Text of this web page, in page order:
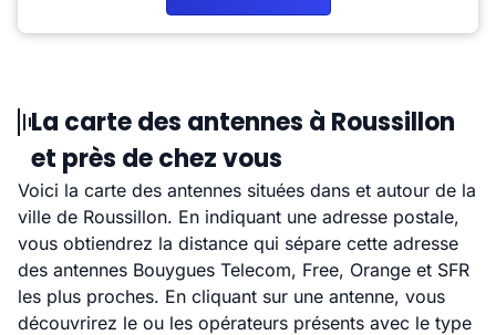
La carte des antennes à Roussillon
et près de chez vous
Voici la carte des antennes situées dans et autour de la
ville de Roussillon. En indiquant une adresse postale,
vous obtiendrez la distance qui sépare cette adresse
des antennes Bouygues Telecom, Free, Orange et SFR
les plus proches. En cliquant sur une antenne, vous
découvrirez le ou les opérateurs présents avec le type